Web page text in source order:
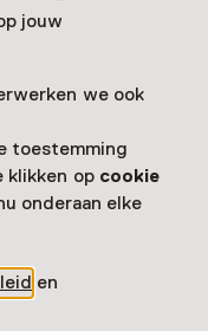
jouw
we ook
toestemming
op cookie
onderaan elke
en